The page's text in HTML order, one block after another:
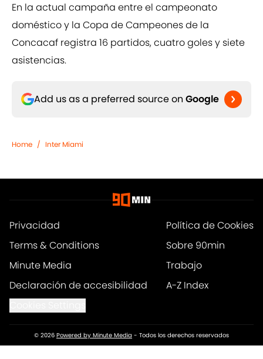
En la actual campaña entre el campeonato
doméstico y la Copa de Campeones de la
Concacaf registra 16 partidos, cuatro goles y siete
asistencias.
Add us as a preferred source on Google
Home / Inter Miami
Privacidad
Política de Cookies
Terms & Conditions
Sobre 90min
Minute Media
Trabajo
Declaración de accesibilidad
A-Z Index
© 2026 Powered by Minute Media - Todos los derechos reservados